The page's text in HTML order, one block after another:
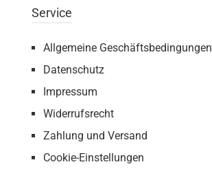
Service
Allgemeine Geschäftsbedingungen
Datenschutz
Impressum
Widerrufsrecht
Zahlung und Versand
Cookie-Einstellungen